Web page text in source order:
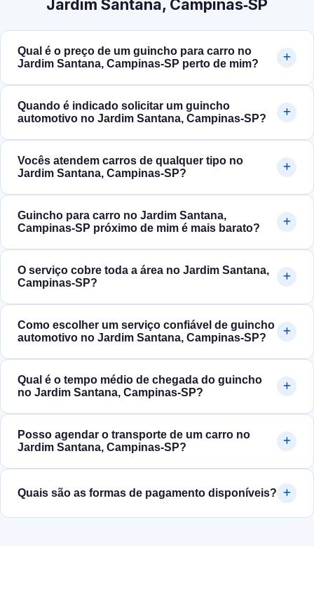
Jardim Santana, Campinas‑SP
Qual é o preço de um guincho para carro no
Jardim Santana, Campinas‑SP perto de mim?
Quando é indicado solicitar um guincho
automotivo no Jardim Santana, Campinas‑SP?
Vocês atendem carros de qualquer tipo no
Jardim Santana, Campinas‑SP?
Guincho para carro no Jardim Santana,
Campinas‑SP próximo de mim é mais barato?
O serviço cobre toda a área no Jardim Santana,
Campinas‑SP?
Como escolher um serviço confiável de guincho
automotivo no Jardim Santana, Campinas‑SP?
Qual é o tempo médio de chegada do guincho
no Jardim Santana, Campinas‑SP?
Posso agendar o transporte de um carro no
Jardim Santana, Campinas‑SP?
Quais são as formas de pagamento disponíveis?